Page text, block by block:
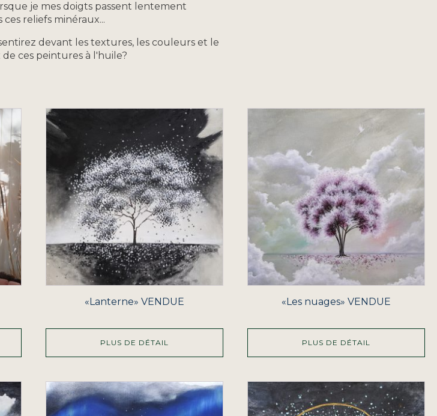
je mes doigts passent lentement
ces reliefs minéraux...
devant les textures, les couleurs et le
ces peintures à l'huile?
«Lanterne» VENDUE
PLUS DE DÉTAIL
«Les nuages» VENDUE
PLUS DE DÉTAIL